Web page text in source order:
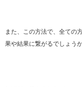
また、この方法で、全ての
果や結果に繋がるでしょう